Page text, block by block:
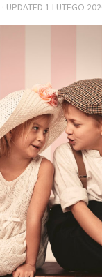
· UPDATED 1 LUTEGO